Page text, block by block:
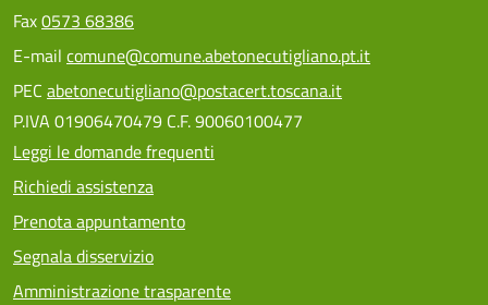
Fax0573 68386
E-mail comune@comune.abetonecutigliano.pt.it
PEC abetonecutigliano@postacert.toscana.it
P.IVA 01906470479 C.F. 90060100477
Leggi le domande frequenti
Richiedi assistenza
Prenota appuntamento
Segnala disservizio
Amministrazione trasparente